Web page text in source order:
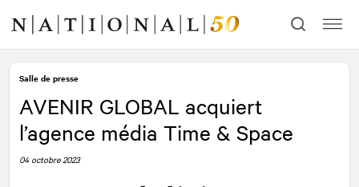
contenu
navigation
Salle de presse
AVENIR GLOBAL acquiert
l’agence média Time & Space
04 octobre 2023